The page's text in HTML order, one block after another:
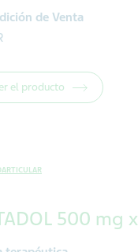
de Venta
el producto
500 mg